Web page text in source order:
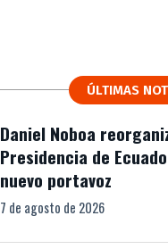
ÚLTIMAS
Daniel Noboa
Presidencia de
nuevo portavoz
7 de agosto de 2026